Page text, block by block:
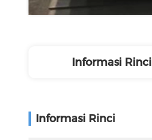
Informasi Rinci
Informasi Rinci